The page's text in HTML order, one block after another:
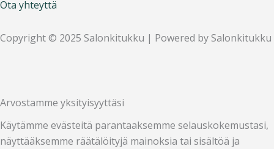
Ota yhteyttä
Copyright © 2025 Salonkitukku | Powered by Salonkitukku
Arvostamme yksityisyyttäsi
Käytämme evästeitä parantaaksemme selauskokemustasi,
näyttääksemme räätälöityjä mainoksia tai sisältöä ja